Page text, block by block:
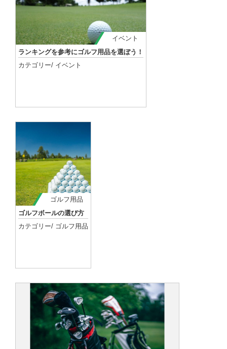
イベント
ランキングを参考にゴルフ用品を選ぼう！
カテゴリー/ イベント
ゴルフ用品
ゴルフボールの選び方
カテゴリー/ ゴルフ用品